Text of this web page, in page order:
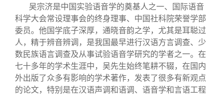
吴宗济是中国实验语音学的奠基人之一、国际语音
科学大会常设理事会的终身理事、中国社科院荣誉学部
委员。他国学底子深厚，通晓音韵之学，尤其是耳聪过
人，精于辨音辨调，是我国最早进行汉语方言调查、少
数民族语言调查及从事试验语音学研究的学者之一。在
七十多年的学术生涯中，吴先生始终笔耕不辍，在国内
外出版了众多有影响的学术著作，发表了很多有新观点
的论文，特别是在汉语声调和语调、语音学和言语工程